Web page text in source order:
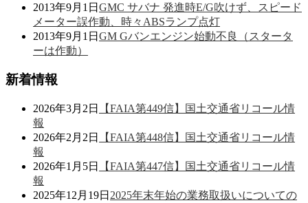
2013年9月1日 GMC サバナ 発進時E/G吹けず、スピード
メーター誤作動、時々ABSランプ点灯
2013年9月1日 GM Gバンエンジン始動不良（スタータ
ーは作動）
新着情報
2026年3月2日
【FAIA第449信】国土交通省リコール情
報
2026年2月2日
【FAIA第448信】国土交通省リコール情
報
2026年1月5日
【FAIA第447信】国土交通省リコール情
報
2025年12月19日 2025年末年始の業務取扱いについての